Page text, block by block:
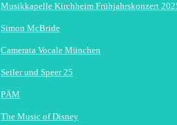
Musikkapelle Kirchheim Frühjahrskonzert
Simon McBride
Camerata Vocale München
Seiler und Speer 25
PÄM
The Music of Disney